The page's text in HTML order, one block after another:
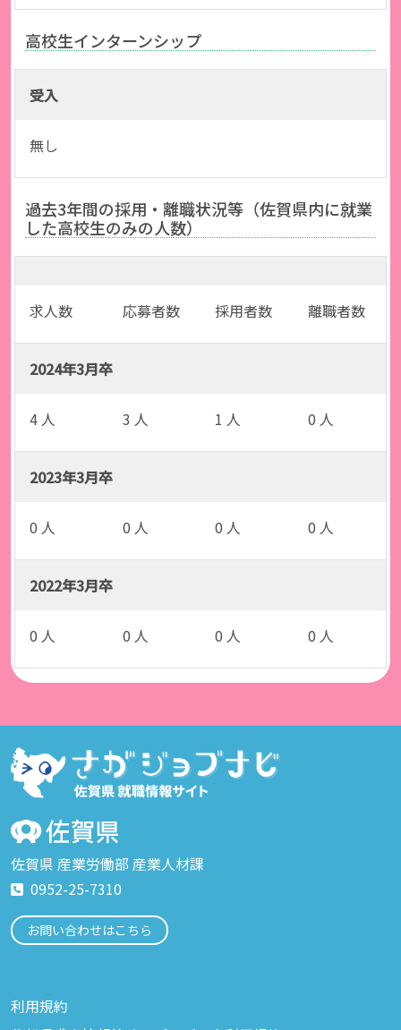
高校生インターンシップ
受入
無し
過去3年間の採用・離職状況等（佐賀県内に就業
した高校生のみの人数）
求人数 応募者数 採用者数 離職者数
2024年3月卒
4 人 3 人 1 人 0 人
2023年3月卒
0 人 0 人 0 人 0 人
2022年3月卒
0 人 0 人 0 人 0 人
佐賀県 産業労働部 産業人材課
0952-25-7310
お問い合わせはこちら
利用規約